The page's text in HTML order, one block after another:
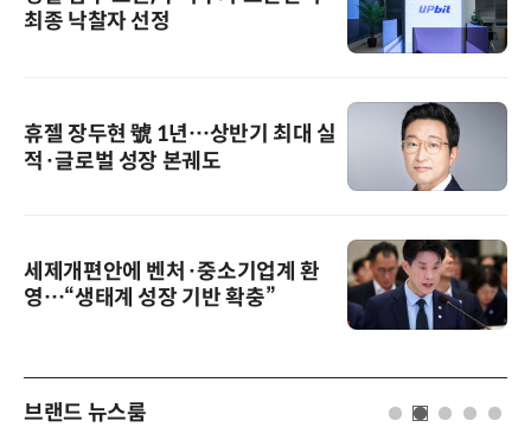
최종 낙찰자 선정
휴젤 장두현 號 1년…상반기 최대 실
적·글로벌 성장 본궤도
세제개편안에 벤처·중소기업계 환
영…“생태계 성장 기반 확충”
브랜드 뉴스룸